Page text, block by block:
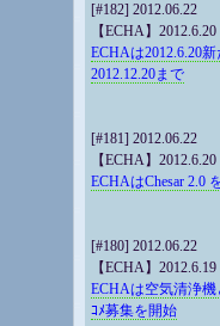
[#182] 2012.06.22
【ECHA】2012.6.20
ECHAは2012.6.20
2012.12.20まで
[#181] 2012.06.22
【ECHA】2012.6.20
ECHAはChesar 2.0
[#180] 2012.06.22
【ECHA】2012.6.19
ECHAは空気清浄機
ｺﾒ募集を開始